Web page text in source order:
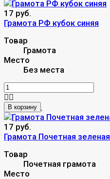
17 руб.
Грамота РФ кубок синяя
Товар
Грамота
Место
Без места
В корзину
17 руб.
Грамота Почетная зеленая
Товар
Почетная грамота
Место